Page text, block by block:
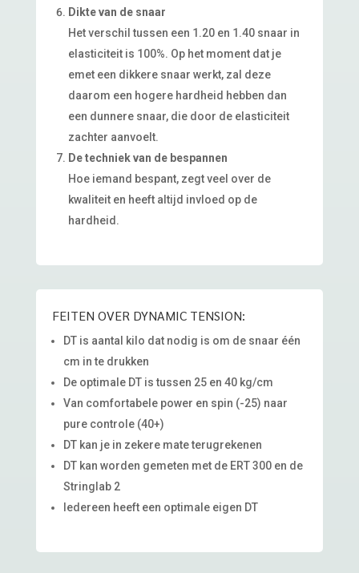
Dikte van de snaar
Het verschil tussen een 1.20 en 1.40 snaar in
elasticiteit is 100%. Op het moment dat je
emet een dikkere snaar werkt, zal deze
daarom een hogere hardheid hebben dan
een dunnere snaar, die door de elasticiteit
zachter aanvoelt.
De techniek van de bespannen
Hoe iemand bespant, zegt veel over de
kwaliteit en heeft altijd invloed op de
hardheid.
FEITEN OVER DYNAMIC TENSION:
DT is aantal kilo dat nodig is om de snaar één
cm in te drukken
De optimale DT is tussen 25 en 40 kg/cm
Van comfortabele power en spin (-25) naar
pure controle (40+)
DT kan je in zekere mate terugrekenen
DT kan worden gemeten met de ERT 300 en de
Stringlab 2
Iedereen heeft een optimale eigen DT